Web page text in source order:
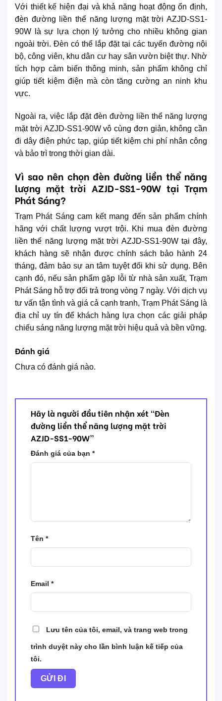
Với thiết kế hiện đại và khả năng hoạt động ổn định,
đèn đường liền thể năng lượng mặt trời AZJD-SS1-
90W là sự lựa chọn lý tưởng cho nhiều không gian
ngoài trời. Đèn có thể lắp đặt tại các tuyến đường nội
bộ, công viên, khu dân cư hay sân vườn biệt thự. Nhờ
tích hợp cảm biến thông minh, sản phẩm không chỉ
giúp tiết kiệm điện mà còn tăng cường an ninh khu
vực.
Ngoài ra, việc lắp đặt đèn đường liền thể năng lượng
mặt trời AZJD-SS1-90W vô cùng đơn giản, không cần
đi dây điện phức tạp, giúp tiết kiệm chi phí nhân công
và bảo trì trong thời gian dài.
Vì sao nên chọn đèn đường liền thể năng
lượng mặt trời AZJD-SS1-90W tại Trạm
Phát Sáng?
Trạm Phát Sáng cam kết mang đến sản phẩm chính
hãng với chất lượng vượt trội. Khi mua đèn đường
liền thể năng lượng mặt trời AZJD-SS1-90W tại đây,
khách hàng sẽ nhận được chính sách bảo hành 24
tháng, đảm bảo sự an tâm tuyệt đối khi sử dụng. Bên
cạnh đó, nếu sản phẩm gặp lỗi từ nhà sản xuất, Trạm
Phát Sáng hỗ trợ đổi trả trong vòng 7 ngày. Với dịch vụ
tư vấn tận tình và giá cả cạnh tranh, Trạm Phát Sáng là
địa chỉ uy tín để khách hàng lựa chọn các giải pháp
chiếu sáng năng lượng mặt trời hiệu quả và bền vững.
Đánh giá
Chưa có đánh giá nào.
Hãy là người đầu tiên nhận xét “Đèn
đường liền thể năng lượng mặt trời
AZJD-SS1-90W”
Đánh giá của bạn *
Tên *
Email *
Lưu tên của tôi, email, và trang web trong
trình duyệt này cho lần bình luận kế tiếp của
tôi.